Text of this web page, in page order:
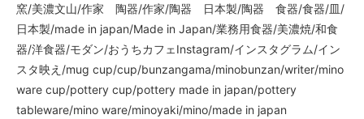
窯/美濃文山/作家 陶器/作家/陶器 日本製/陶器 食器/食器/皿/
日本製/made in japan/Made in Japan/業務用食器/美濃焼/和食
器/洋食器/モダン/おうちカフェInstagram/インスタグラム/イン
スタ映え/mug cup/cup/bunzangama/minobunzan/writer/mino
ware cup/pottery cup/pottery made in japan/pottery
tableware/mino ware/minoyaki/mino/made in japan